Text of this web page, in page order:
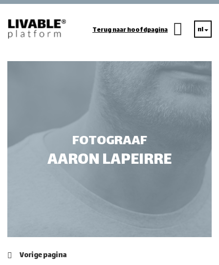
Terug naar hoofdpagina nl
AARON LAPEIRRE
FOTOGRAAF
Vorige pagina